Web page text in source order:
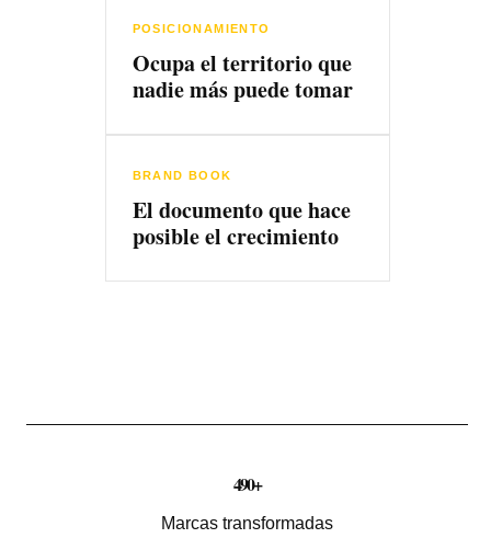
POSICIONAMIENTO
Ocupa el territorio que
nadie más puede tomar
BRAND BOOK
El documento que hace
posible el crecimiento
490+
Marcas transformadas